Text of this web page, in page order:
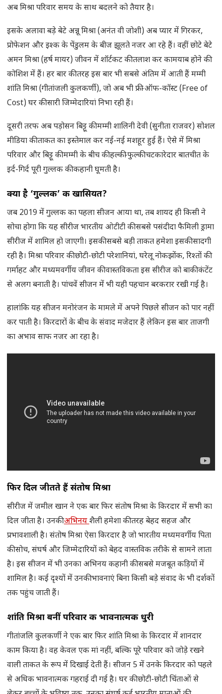
अब मिश्रा परिवार समय के साथ बदलने को तैयार है।
इसके अलावा बड़े बेटे अन्नू मिश्रा (अनंत वी जोशी) अब प्यार में गिरकर,
प्रोफेशन और इश्क के पेंडुलम के बीज झूलते नजर आ रहे हैं। वहीं छोटे बेटे
अमन मिश्रा (हर्ष मायर) जीवन में शॉर्टकट की तलाश कर कामयाब होने की
कोशिश में हैं। हर बार की तरह इस बार भी सबसे अंतिम में आती हैं मम्मी
शांति मिश्रा (गीतांजली कुलकर्णी), जो अब भी फ्री-ऑफ-कॉस्ट (Free of
Cost) घर की सारी जिम्मेदारियां निभा रही हैं।
दूसरी तरफ अब पड़ोसन बिट्टू की मम्मी शालिनी देवी (सुनीता राजवर) सोशल
मीडिया की ताकत का इस्तेमाल कर नई-नई मशहूर हुई हैं। ऐसे में मिश्रा
परिवार और बिट्टू की मम्मी के बीच की हल्की-फुल्की चटकारेदार बातचीत के
इर्द-गिर्द पूरी गुल्लक की कहानी घूमती है।
क्या है ‘गुल्लक’ की खासियत?
जब 2019 में गुल्लक का पहला सीजन आया था, तब शायद ही किसी ने
सोचा होगा कि यह सीरीज भारतीय ओटीटी की सबसे पसंदीदा फैमिली ड्रामा
सीरीज में शामिल हो जाएगी। इसकी सबसे बड़ी ताकत हमेशा इसकी सादगी
रही है। मिश्रा परिवार की छोटी-छोटी परेशानियां, घरेलू नोकझोंक, रिश्तों की
गर्माहट और मध्यमवर्गीय जीवन की वास्तविकता इस सीरीज को बाकी कंटेंट
से अलग बनाती है। पांचवें सीजन में भी यही पहचान बरकरार रखी गई है।
हालांकि यह सीजन मनोरंजन के मामले में अपने पिछले सीजन को पार नहीं
कर पाती है। किरदारों के बीच के संवाद मजेदार हैं लेकिन इस बार ताजगी
का अभाव साफ नजर आ रहा है।
फिर दिल जीतते हैं संतोष मिश्रा
सीरीज में जमील खान ने एक बार फिर संतोष मिश्रा के किरदार में सभी का
दिल जीता है। उनकीअभिनयशैली हमेशा की तरह बेहद सहज और
प्रभावशाली है। संतोष मिश्रा ऐसा किरदार है जो भारतीय मध्यमवर्गीय पिता
की सोच, संघर्ष और जिम्मेदारियों को बेहद वास्तविक तरीके से सामने लाता
है। इस सीजन में भी उनका अभिनय कहानी की सबसे मजबूत कड़ियों में
शामिल है। कई दृश्यों में उनकी भावनाएं बिना किसी बड़े संवाद के भी दर्शकों
तक पहुंच जाती हैं।
शांति मिश्रा बनीं परिवार की भावनात्मक धुरी
गीतांजलि कुलकर्णी ने एक बार फिर शांति मिश्रा के किरदार में शानदार
काम किया है। वह केवल एक मां नहीं, बल्कि पूरे परिवार को जोड़े रखने
वाली ताकत के रूप में दिखाई देती हैं। सीजन 5 में उनके किरदार को पहले
से अधिक भावनात्मक गहराई दी गई है। घर की छोटी-छोटी चिंताओं से